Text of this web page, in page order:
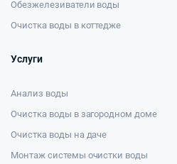
Обезжелезиватели воды
Очистка воды в коттедже
Услуги
Анализ воды
Очистка воды в загородном доме
Очистка воды на даче
Монтаж системы очистки воды